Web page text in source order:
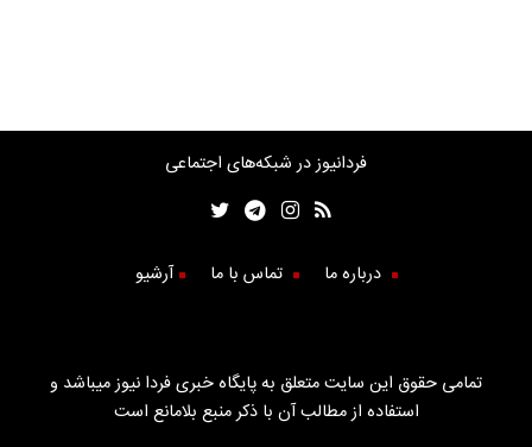
فردانیوز در شبکه‌های اجتماعی
درباره ما تماس با ما آرشیو
تمامی حقوق این سایت متعلق به پایگاه خبری فردا نیوز میباشد و
استفاده از مطالب آن با ذکر منبع بلامانع است